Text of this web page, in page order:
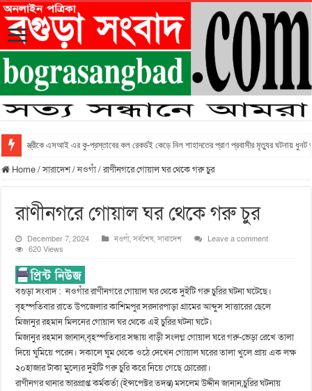
স্ত্রীকে এসআই এর কু-প্রস্তাবের কল রেকর্ডই কেড়ে নিল শাহাদতের প্রাণ প্রবাসীর মৃত্যুর ঘটনায় ধুনট
Home/সারাদেশ/নওগাঁ/রাণীনগরে গোয়াল ঘর থেকে গরু চুর
রাণীনগরে গোয়াল ঘর থেকে গরু চুর
December 7, 2024 নওগাঁ,সর্বশেষ,সারাদেশ
Leave a comment
620 Views
বগুড়া সংবাদ : নওগাঁর রাণীনগরে গোয়াল ঘর থেকে দুইটি গরু চুরির ঘটনা ঘটেছে।
বৃহস্পতিবার রাতে উপজেলার কাশিমপুর সরদারপাড়া গ্রামের আব্দুস সাত্তারের ছেলে
মিজানুর রহমান মিলনের গোয়াল ঘর থেকে এই চুরির ঘটনা ঘটে।
মিজানুর রহমান জানান,বৃহস্পতিবার সন্ধায় বাড়ী সংলগ্ন গোয়াল ঘরে গরু-ভেড়া রেখে তালা
দিয়ে ঘুমিয়ে পরেন। সকালে ঘুম থেকে ওঠে দেখেন গোয়াল ঘরের তালা খুলে প্রায় এক লক্ষ
২০হাজার টাকা মুল্যের দুইটি গরু চুরি করে নিয়ে গেছে চোরেরা।
রাণীনগর থানার ভারপ্রাপ্ত কর্মকর্তা (ইন্সপেক্টর তদন্ত) মসলেম উদ্দীন জানান,চুরির ঘটনায়